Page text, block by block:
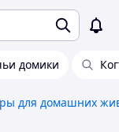
домики